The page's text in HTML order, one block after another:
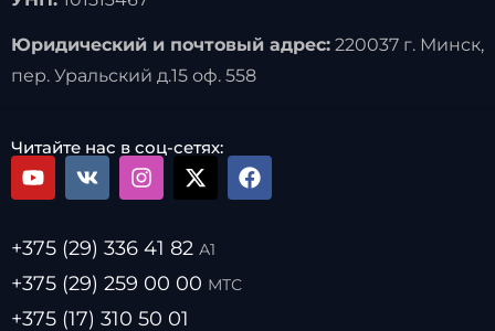
Юридический и почтовый адрес:220037 г. Минск,
пер. Уральский д.15 оф. 558
Читайте нас в соц-сетях:
+375 (29) 336 41 82 А1
+375 (29) 259 00 00 МТС
+375 (17) 310 50 01